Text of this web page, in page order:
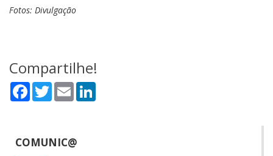
Fotos: Divulgação
Compartilhe!
Facebook
TwitterEmail
COMUNIC@